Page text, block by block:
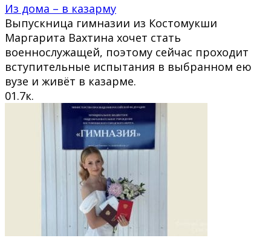
Из дома – в казарму
Выпускница гимназии из Костомукши
Маргарита Вахтина хочет стать
военнослужащей, поэтому сейчас проходит
вступительные испытания в выбранном ею
вузе и живёт в казарме.
01.7к.